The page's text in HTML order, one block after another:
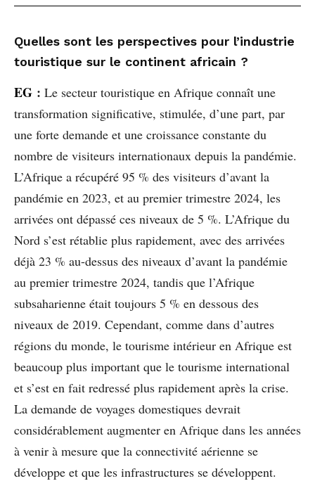
Quelles sont les perspectives pour l’industrie
touristique sur le continent africain ?
EG : Le secteur touristique en Afrique connaît une
transformation significative, stimulée, d’une part, par
une forte demande et une croissance constante du
nombre de visiteurs internationaux depuis la pandémie.
L’Afrique a récupéré 95 % des visiteurs d’avant la
pandémie en 2023, et au premier trimestre 2024, les
arrivées ont dépassé ces niveaux de 5 %. L’Afrique du
Nord s’est rétablie plus rapidement, avec des arrivées
déjà 23 % au-dessus des niveaux d’avant la pandémie
au premier trimestre 2024, tandis que l’Afrique
subsaharienne était toujours 5 % en dessous des
niveaux de 2019. Cependant, comme dans d’autres
régions du monde, le tourisme intérieur en Afrique est
beaucoup plus important que le tourisme international
et s’est en fait redressé plus rapidement après la crise.
La demande de voyages domestiques devrait
considérablement augmenter en Afrique dans les années
à venir à mesure que la connectivité aérienne se
développe et que les infrastructures se développent.